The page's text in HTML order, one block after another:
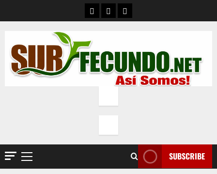
ContactoQuienes Somos
Política de privacidad
Primary
SUBSCRIBE